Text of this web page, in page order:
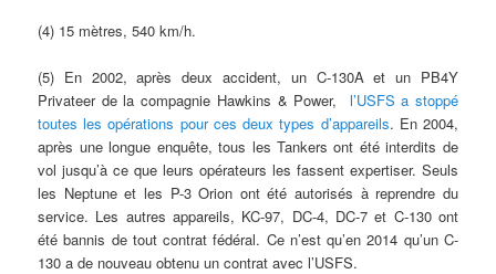
(4) 15 mètres, 540 km/h.
(5) En 2002, après deux accident, un C-130A et un PB4Y
Privateer de la compagnie Hawkins & Power, l’USFS a stoppé
toutes les opérations pour ces deux types d’appareils. En 2004,
après une longue enquête, tous les Tankers ont été interdits de
vol jusqu’à ce que leurs opérateurs les fassent expertiser. Seuls
les Neptune et les P-3 Orion ont été autorisés à reprendre du
service. Les autres appareils, KC-97, DC-4, DC-7 et C-130 ont
été bannis de tout contrat fédéral. Ce n’est qu’en 2014 qu’un C-
130 a de nouveau obtenu un contrat avec l’USFS.